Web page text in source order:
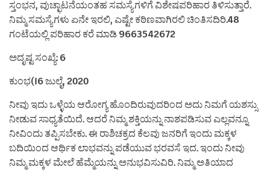
ಸ್ತಂಭನ, ವುಚ್ಛಾಟನೆಯಂತಹ ಸಮಸ್ಯೆಗಳಿಗೆ ವಿಶೇಷಪರಿಹಾರ ತಿಳಿಸುತ್ತಾರೆ.
ನಿಮ್ಮ ಸಮಸ್ಯೆಗಳು ಏನೇ ಇರಲಿ, ಎಷ್ಟೇ ಕಠಿಣವಾಗಿರಲಿ ಚಿಂತಿಸದಿರಿ.48
ಗಂಟೆಯಲ್ಲಿ ಪರಿಹಾರ ಕರೆ ಮಾಡಿ 9663542672
ಅದೃಷ್ಟ ಸಂಖ್ಯೆ: 6
ಕುಂಭ(16 ಜುಲೈ, 2020
ನೀವು ಇದು ಒಳ್ಳೆಯ ಆರೋಗ್ಯ ಹೊಂದಿರುವುದರಿಂದ ಅದು ನಿಮಗೆ ಯಶಸ್ಸು
ನೀಡುವ ಸಾಧ್ಯತೆಯಿದೆ. ಆದರೆ ನಿಮ್ಮ ಶಕ್ತಿಯನ್ನು ನಾಶಪಡಿಸುವ ಎಲ್ಲವನ್ನೂ
ನೀವಿಂದು ತಪ್ಪಿಸಬೇಕು. ಈ ರಾಶಿಚಕ್ರದ ಕೆಲವು ಜನರಿಗೆ ಇಂದು ಮಕ್ಕಳ
ಬದಿಯಿಂದ ಆರ್ಥಿಕ ಲಾಭವನ್ನು ಪಡೆಯುವ ಭರವಸೆ ಇದ. ಇಂದು ನೀವು
ನಿಮ್ಮ ಮಕ್ಕಳ ಮೇಲೆ ಹೆಮ್ಮೆಯನ್ನು ಅನುಭವಿಸುವಿರಿ. ನಿಮ್ಮ ಅತಿಯಾದ